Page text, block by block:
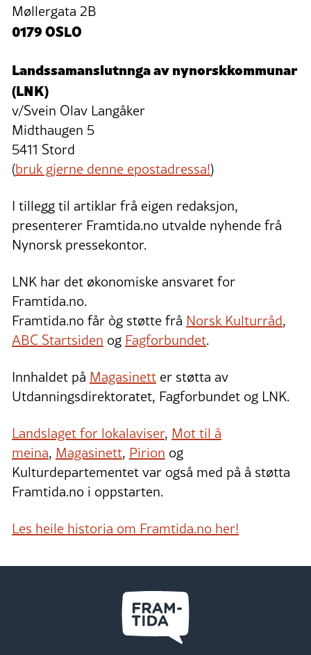
Møllergata 2B
0179 OSLO
Landssamanslutnnga av nynorskkommunar
(LNK)
v/Svein Olav Langåker
Midthaugen 5
5411 Stord
(bruk gjerne denne epostadressa!)
I tillegg til artiklar frå eigen redaksjon,
presenterer Framtida.no utvalde nyhende frå
Nynorsk pressekontor.
LNK har det økonomiske ansvaret for
Framtida.no.
Framtida.no får òg støtte frå Norsk Kulturråd,
ABC Startsiden og Fagforbundet.
Innhaldet på Magasinett er støtta av
Utdanningsdirektoratet, Fagforbundet og LNK.
Landslaget for lokalaviser, Mot til å
meina, Magasinett, Pirion og
Kulturdepartementet var også med på å støtta
Framtida.no i oppstarten.
Les heile historia om Framtida.no her!